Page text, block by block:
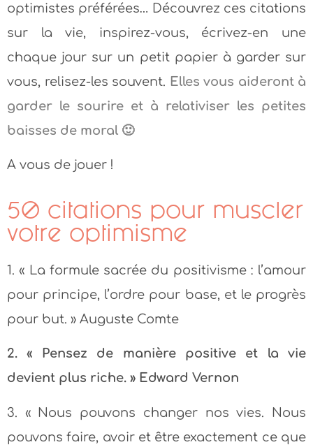
optimistes préférées… Découvrez ces citations
sur la vie, inspirez-vous, écrivez-en une
chaque jour sur un petit papier à garder sur
vous, relisez-les souvent. Elles vous aideront à
garder le sourire et à relativiser les petites
baisses de moral 🙂
A vous de jouer !
50 citations pour muscler
votre optimisme
1. « La formule sacrée du positivisme : l’amour
pour principe, l’ordre pour base, et le progrès
pour but. » Auguste Comte
2. « Pensez de manière positive et la vie
devient plus riche. » Edward Vernon
3. « Nous pouvons changer nos vies. Nous
pouvons faire, avoir et être exactement ce que